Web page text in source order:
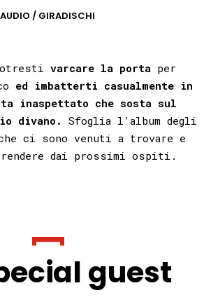
AUDIO / GIRADISCHI
varcare la porta per
ed imbatterti casualmente in
inaspettato che sosta sul
divano . Sfoglia l’album degli
ci sono venuti a trovare e
dai prossimi ospiti.
guest